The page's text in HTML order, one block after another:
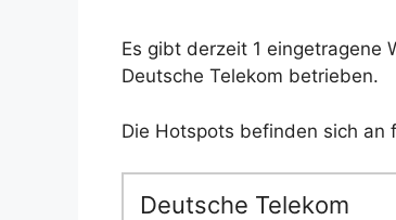
Es gibt derzeit 1 eingetragene
Deutsche Telekom betrieben.
Die Hotspots befinden sich an
Deutsche Telekom